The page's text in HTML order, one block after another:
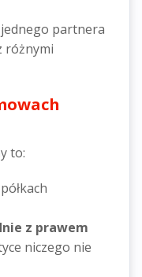
partnera
różnymi
to:
z prawem
niczego nie